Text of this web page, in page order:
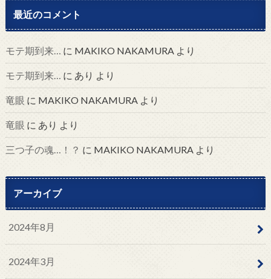
最近のコメント
モテ期到来… に MAKIKO NAKAMURAより
モテ期到来… に あり より
竜眼 に MAKIKO NAKAMURAより
竜眼 に あり より
三つ子の魂…！？ に MAKIKO NAKAMURAより
アーカイブ
2024年8月
2024年3月